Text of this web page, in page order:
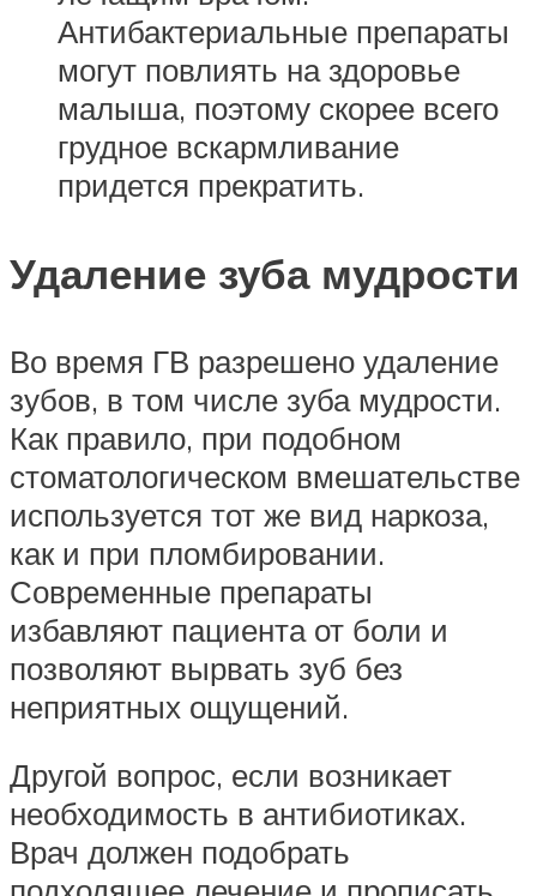
Антибактериальные препараты
могут повлиять на здоровье
малыша, поэтому скорее всего
грудное вскармливание
придется прекратить.
Удаление зуба мудрости
Во время ГВ разрешено удаление
зубов, в том числе зуба мудрости.
Как правило, при подобном
стоматологическом вмешательстве
используется тот же вид наркоза,
как и при пломбировании.
Современные препараты
избавляют пациента от боли и
позволяют вырвать зуб без
неприятных ощущений.
Другой вопрос, если возникает
необходимость в антибиотиках.
Врач должен подобрать